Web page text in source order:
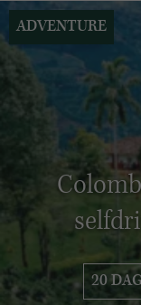
20
ADVENTURE